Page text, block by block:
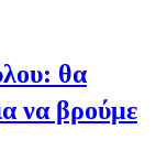
θα
να βρούμε